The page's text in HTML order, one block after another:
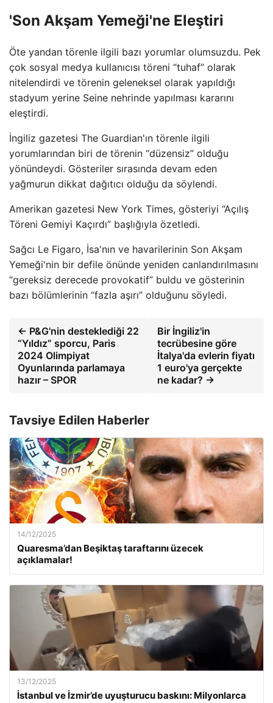
'Son Akşam Yemeği'ne Eleştiri
Öte yandan törenle ilgili bazı yorumlar olumsuzdu. Pek
çok sosyal medya kullanıcısı töreni “tuhaf” olarak
nitelendirdi ve törenin geleneksel olarak yapıldığı
stadyum yerine Seine nehrinde yapılması kararını
eleştirdi.
İngiliz gazetesi The Guardian'ın törenle ilgili
yorumlarından biri de törenin “düzensiz” olduğu
yönündeydi. Gösteriler sırasında devam eden
yağmurun dikkat dağıtıcı olduğu da söylendi.
Amerikan gazetesi New York Times, gösteriyi “Açılış
Töreni Gemiyi Kaçırdı” başlığıyla özetledi.
Sağcı Le Figaro, İsa'nın ve havarilerinin Son Akşam
Yemeği'nin bir defile önünde yeniden canlandırılmasını
“gereksiz derecede provokatif” buldu ve gösterinin
bazı bölümlerinin “fazla aşırı” olduğunu söyledi.
← P&G'nin desteklediği 22
“Yıldız” sporcu, Paris
2024 Olimpiyat
Oyunlarında parlamaya
hazır – SPOR
Bir İngiliz'in
tecrübesine göre
İtalya'da evlerin fiyatı
1 euro'ya gerçekte
ne kadar? →
Tavsiye Edilen Haberler
14/12/2025
Quaresma’dan Beşiktaş taraftarını üzecek
açıklamalar!
13/12/2025
İstanbul ve İzmir’de uyuşturucu baskını: Milyonlarca